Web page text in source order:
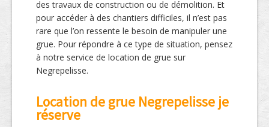
des travaux de construction ou de démolition. Et
pour accéder à des chantiers difficiles, il n’est pas
rare que l’on ressente le besoin de manipuler une
grue. Pour répondre à ce type de situation, pensez
à notre service de location de grue sur
Negrepelisse.
Location de grue Negrepelisse je
réserve